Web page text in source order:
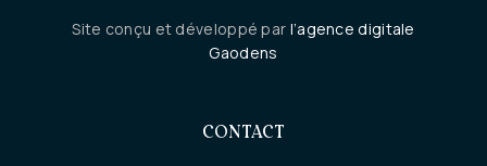
Site conçu et développé par l’agence digitale
Gaodens
CONTACT